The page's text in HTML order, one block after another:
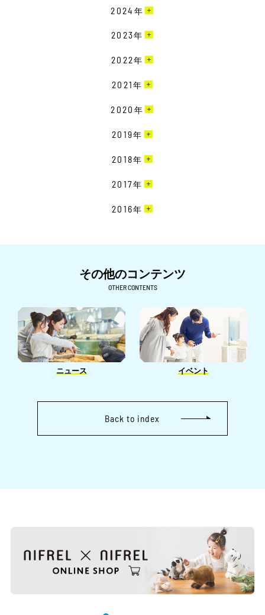
2024 年
7月［1］
4月［2］
3月［1］
2023年
10月［3］
7月［3］
6月［1］
3月［2］
2022年
11月［1］
7月［2］
5月［2］
2021年
12月［1］
3月［1］
2020 年
12月［3］
2月［1］
1月［3］
2019年
12月［4］
11月［1］
8月［2］
7月［4］
5月［4］
3月［4］
2018年
12月［3］
9月［2］
8月［1］
7月［2］
6月［4］
5月［2］
3月［3］
2017年
12月［2］
1月［2］
10月［1］
8月［1］
6月［4］
5月［4］
2016年
10月［1］
9月［1］
6月［1］
4月［1］
3月［2］
その他のコンテンツ
OTHER CONTENTS
ニュース イベント
Back to index